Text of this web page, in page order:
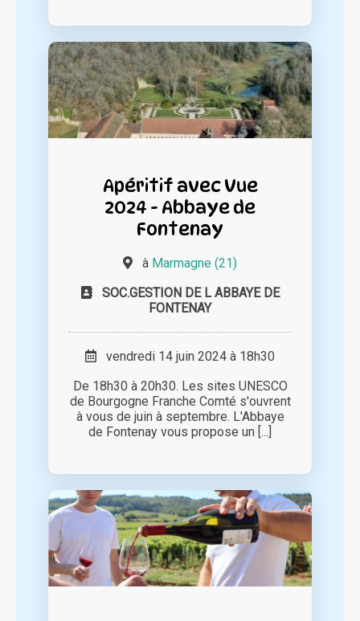
Apéritif avec Vue
2024 - Abbaye de
Fontenay
à Marmagne (21)
SOC.GESTION DE L ABBAYE DE
FONTENAY
vendredi 14 juin 2024 à 18h30
De 18h30 à 20h30. Les sites UNESCO
de Bourgogne Franche Comté s'ouvrent
à vous de juin à septembre. L'Abbaye
de Fontenay vous propose un [...]